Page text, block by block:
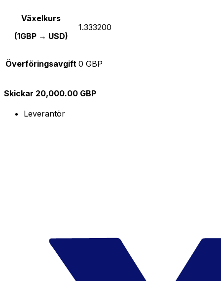
Växelkurs
(1GBP → USD)
1.333200
Överföringsavgift 0 GBP
Skickar 20,000.00 GBP
Leverantör